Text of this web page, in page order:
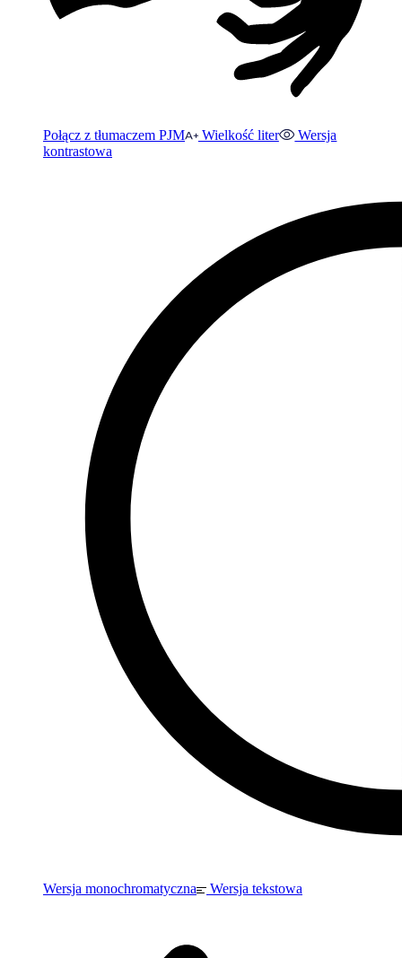
Połącz z tłumaczem PJM Wielkość liter
Wersja
kontrastowa
Wersja monochromatyczna Wersja tekstowa